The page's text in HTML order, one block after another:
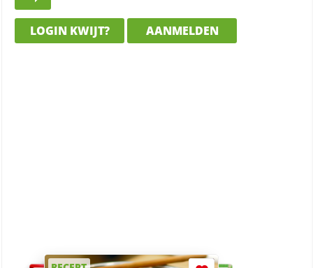
LOGIN KWIJT? AANMELDEN